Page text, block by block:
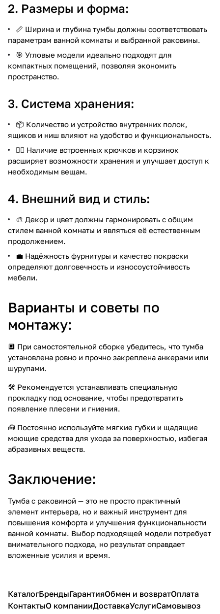
2. Размеры и форма:
📏 Ширина и глубина тумбы должны соответствовать
параметрам ванной комнаты и выбранной раковины.
🎯 Угловые модели идеально подходят для
компактных помещений, позволяя экономить
пространство.
3. Система хранения:
📦 Количество и устройство внутренних полок,
ящиков и ниш влияют на удобство и функциональность.
🏋️‍♂️ Наличие встроенных крючков и корзинок
расширяет возможности хранения и улучшает доступ к
необходимым вещам.
4. Внешний вид и стиль:
🎨 Декор и цвет должны гармонировать с общим
стилем ванной комнаты и являться её естественным
продолжением.
💼 Надёжность фурнитуры и качество покраски
определяют долговечность и износоустойчивость
мебели.
Варианты и советы по
монтажу:
🔲 При самостоятельной сборке убедитесь, что тумба
установлена ровно и прочно закреплена анкерами или
шурупами.
🛠️ Рекомендуется устанавливать специальную
прокладку под основание, чтобы предотвратить
появление плесени и гниения.
🧰 Постоянно используйте мягкие губки и щадящие
моющие средства для ухода за поверхностью, избегая
абразивных веществ.
Заключение:
Тумба с раковиной — это не просто практичный
элемент интерьера, но и важный инструмент для
повышения комфорта и улучшения функциональности
ванной комнаты. Выбор подходящей модели потребует
внимательного подхода, но результат оправдает
вложенные усилия и время.
КаталогБрендыГарантияОбмен и возвратОплата
КонтактыО компанииДоставкаУслугиСамовывоз